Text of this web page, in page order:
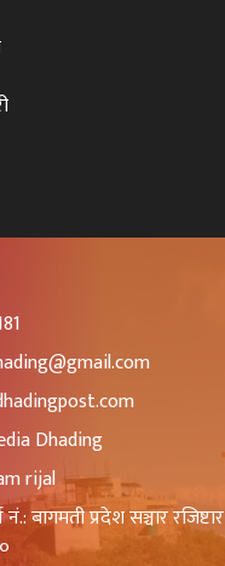
Dhading
rijal
बागमती प्रदेश सञ्चार रजिष्टार